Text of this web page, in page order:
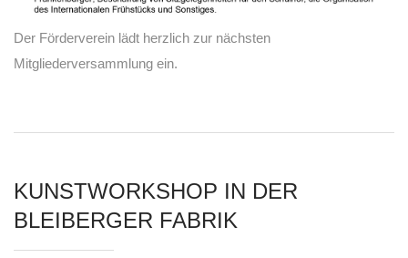
Der Förderverein lädt herzlich zur nächsten
Mitgliederversammlung ein.
KUNSTWORKSHOP IN DER
BLEIBERGER FABRIK